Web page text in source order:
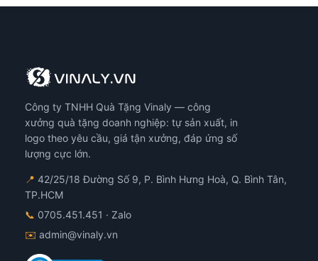
Công ty TNHH Quà Tặng Vinaly — công
xưởng quà tặng doanh nghiệp: tự sản xuất, in
logo theo yêu cầu, giá tận xưởng, đáp ứng số
lượng cực lớn.
📍 42/25/18 Đường Số 9, P. Bình Hưng Hoà, Q. Bình Tân,
TP.HCM
📞 0705.451.451 · Zalo
✉️ admin@vinaly.vn